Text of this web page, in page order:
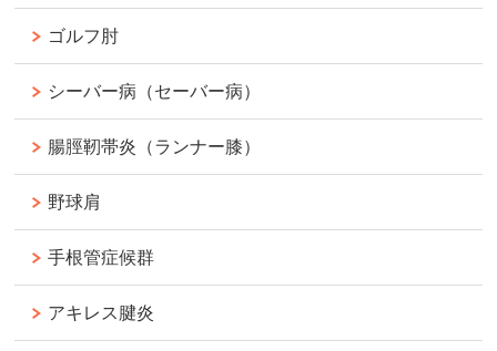
ゴルフ肘
シーバー病（セーバー病）
腸脛靭帯炎（ランナー膝）
野球肩
手根管症候群
アキレス腱炎